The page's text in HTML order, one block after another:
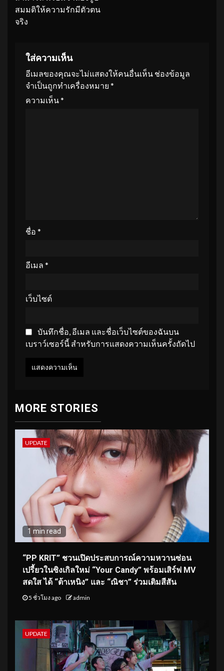
สมมติให้ความรักมีตัวตน
จริง
ใส่ความเห็น
อีเมลของคุณจะไม่แสดงให้คนอื่นเห็น ช่องข้อมูล
จำเป็นถูกทำเครื่องหมาย *
ความเห็น*
ชื่อ *
อีเมล *
เว็บไซต์
บันทึกชื่อ, อีเมล และชื่อเว็บไซต์ของฉันบน
เบราว์เซอร์นี้ สำหรับการแสดงความเห็นครั้งถัดไป
MORE STORIES
UPDATE
1 min read
“PP KRIT” ชวนเปิดประสบการณ์ความหวานซ่อน
เปรี้ยวในซิงเกิลใหม่ “Your Candy” พร้อมเสิร์ฟ MV
สดใส ได้ “ต้าเหนิง” และ “ณิชา” ร่วมเติมสีสัน
5 ชั่วโมง ago admin
UPDATE